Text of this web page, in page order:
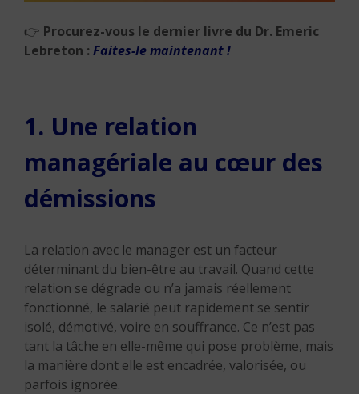
👉 Procurez-vous le dernier livre du Dr. Emeric
Lebreton : Faites-le maintenant !
1. Une relation
managériale au cœur des
démissions
La relation avec le manager est un facteur
déterminant du bien-être au travail. Quand cette
relation se dégrade ou n’a jamais réellement
fonctionné, le salarié peut rapidement se sentir
isolé, démotivé, voire en souffrance. Ce n’est pas
tant la tâche en elle-même qui pose problème, mais
la manière dont elle est encadrée, valorisée, ou
parfois ignorée.